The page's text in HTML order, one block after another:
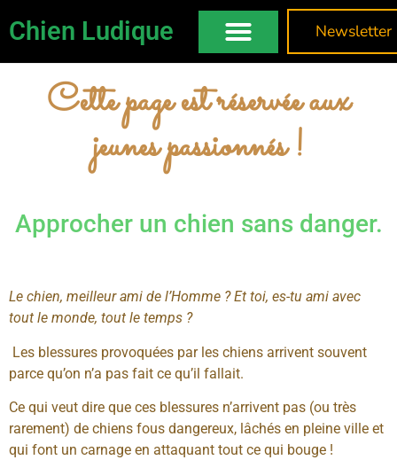
Chien Ludique Newsletter
Cette page est réservée aux
jeunes passionnés !
Approcher un chien sans danger.
Le chien, meilleur ami de l’Homme ? Et toi, es-tu ami avec
tout le monde, tout le temps ?
Les blessures provoquées par les chiens arrivent souvent
parce qu’on n’a pas fait ce qu’il fallait.
Ce qui veut dire que ces blessures n’arrivent pas (ou très
rarement) de chiens fous dangereux, lâchés en pleine ville et
qui font un carnage en attaquant tout ce qui bouge !